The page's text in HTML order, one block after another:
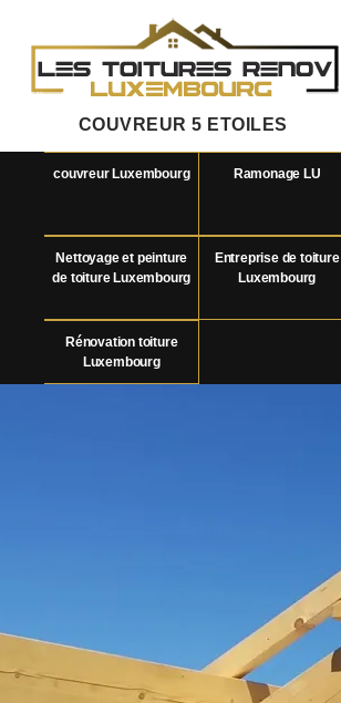
COUVREUR 5 ETOILES
couvreur Luxembourg Ramonage LU
Nettoyage et peinture
de toiture Luxembourg
Entreprise de toiture
Luxembourg
Rénovation toiture
Luxembourg